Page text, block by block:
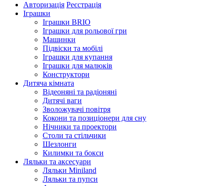
Авторизація Реєстрація
Іграшки
Іграшки BRIO
Іграшки для рольової гри
Машинки
Підвіски та мобілі
Іграшки для купання
Іграшки для малюків
Конструктори
Дитяча кімната
Відеоняні та радіоняні
Дитячі ваги
Зволожувачі повітря
Кокони та позиціонери для сну
Нічники та проектори
Столи та стільчики
Шезлонги
Килимки та бокси
Ляльки та аксесуари
Ляльки Miniland
Ляльки та пупси